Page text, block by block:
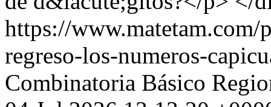
https://
regreso-los-numeros-
Combinatoria Básico